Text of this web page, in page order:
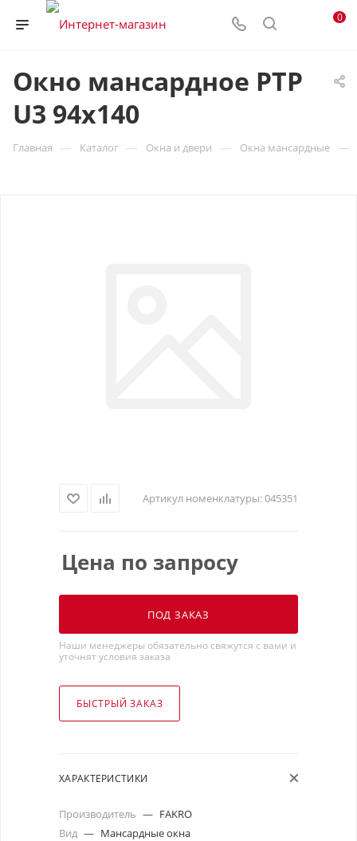
0
Окно мансардное РТР
U3 94х140
Главная — Каталог — Окна и двери — Окна мансардные —
Артикул номенклатуры:045351
Цена по запросу
ПОД ЗАКАЗ
Наши менеджеры обязательно свяжутся с вами и
уточнят условия заказа
БЫСТРЫЙ ЗАКАЗ
ХАРАКТЕРИСТИКИ
Производитель — FAKRO
Вид — Мансардные окна